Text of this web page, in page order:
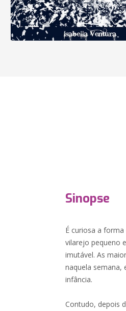
Sinopse
É curiosa a
vilarejo pequeno
imutável. As
naquela semana,
infância.
Contudo, depois